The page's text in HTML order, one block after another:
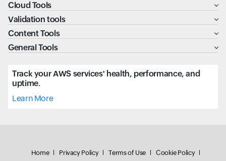
Cloud Tools
Validation tools
Content Tools
General Tools
Track your AWS services' health, performance, and
uptime.
Learn More
Home Privacy Policy Terms of Use Cookie Policy